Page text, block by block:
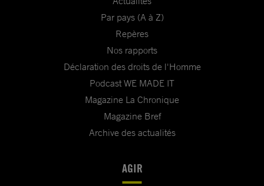
Par pays (A à Z)
Repères
Nos rapports
Déclaration des droits de l'Homme
Podcast WE MADE IT
Magazine La Chronique
Magazine Bref
Archive des actualités
AGIR